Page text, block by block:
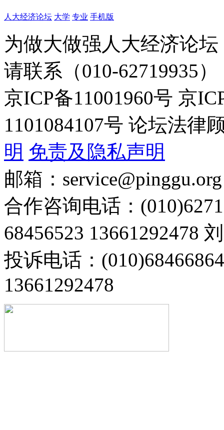
人大经济论坛 大学 专业 手机版
为做大做强人大经济论
请联系（010-62719935）
京ICP备11001960号 京
1101084107号 论坛法律
明 免责及隐私声明
邮箱：service@pinggu.org
合作咨询电话：
68456523 13661292478
投诉电话：
13661292478